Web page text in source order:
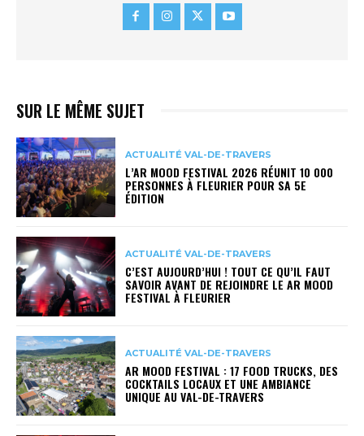
SUR LE MÊME SUJET
ACTUALITÉ VAL-DE-TRAVERS
L’AR MOOD FESTIVAL 2026 RÉUNIT 10 000
PERSONNES À FLEURIER POUR SA 5E
ÉDITION
ACTUALITÉ VAL-DE-TRAVERS
C’EST AUJOURD’HUI ! TOUT CE QU’IL FAUT
SAVOIR AVANT DE REJOINDRE LE AR MOOD
FESTIVAL À FLEURIER
ACTUALITÉ VAL-DE-TRAVERS
AR MOOD FESTIVAL : 17 FOOD TRUCKS, DES
COCKTAILS LOCAUX ET UNE AMBIANCE
UNIQUE AU VAL-DE-TRAVERS